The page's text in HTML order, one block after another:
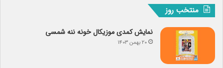
منتخب روز
نمایش کمدی موزیکال خونه ننه شمسی
۲۰ بهمن ۱۴۰۳